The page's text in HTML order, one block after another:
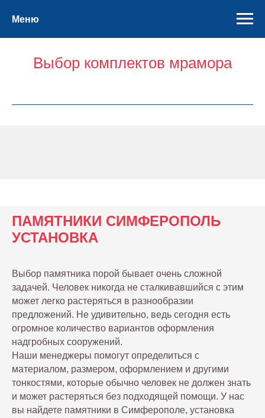
Меню
Выбор комплектов мрамора
ПАМЯТНИКИ СИМФЕРОПОЛЬ
УСТАНОВКА
Выбор памятника порой бывает очень сложной
задачей. Человек никогда не сталкивавшийся с этим
может легко растеряться в разнообразии
предложений. Не удивительно, ведь сегодня есть
огромное количество вариантов оформления
надгробных сооружений.
Наши менеджеры помогут определиться с
материалом, размером, оформлением и другими
тонкостями, которые обычно человек не должен знать
и может растеряться без подходящей помощи. У нас
вы найдете памятники в Симферополе, установка